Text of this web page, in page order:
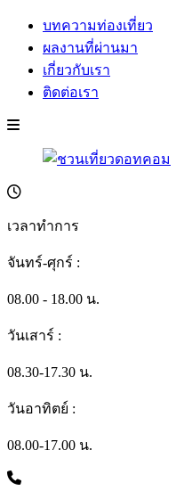
บทความท่องเที่ยว
ผลงานที่ผ่านมา
เกี่ยวกับเรา
ติดต่อเรา
เวลาทำการ
จันทร์-ศุกร์ :
08.00 - 18.00 น.
วันเสาร์ :
08.30-17.30 น.
วันอาทิตย์ :
08.00-17.00 น.